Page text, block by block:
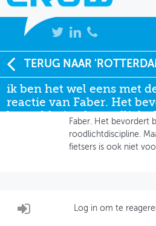
NIEUWS
BIJEENKOMSTEN
KENNISBANK
ADRESSENBOEK
MIJN PROFIEL
TERUG NAAR 'ROTTERDAM KRIJGT PRIMEUR
ik ben het wel eens met
reactie van Faber. Het
bepaald niet de
Riet Beukert,
02-03-2010 om 13:15
ik ben het wel eens
Faber. Het bevordert
roodlichtdiscipline.
fietsers is ook niet
Log in om te